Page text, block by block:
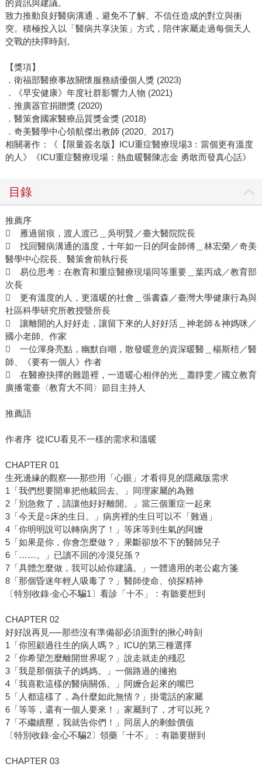
的資訊與建議。
致力推動良好醫病溝通，避免不了解、不信任造成的對立與衝
突。積極投入以「醫病共享決策」方式，陪伴家屬走過每個天人
交戰的抉擇時刻。
【獎項】
．衛福部醫療事故關懷服務績優個人獎 (2023)
．《早安健康》年度社群影響力人物 (2021)
．推廣器官捐贈獎 (2020)
．醫策會國家醫療品質獎金獎 (2018)
．奇美醫學中心領航傑出教師 (2020、2017)
相關著作：《【限量簽名版】ICU重症醫療現場3：當個更有溫度
的人》《ICU重症醫療現場：熱血暖醫陳志金 勇敢而發真心話》
目錄
推薦序
 雁過留痕，渡人渡己＿吳明賢／臺大醫院院長
 找回醫病溝通的溫度，十年如一日的阿金師傅＿林宏榮／奇美
醫學中心院長、醫策會前執行長
 易位思考：在教育和重症醫療現場同等重要＿葉丙成／教育部
次長
 更有溫度的人，更溫暖的社會＿張書森／臺灣大學健康行為與
社區科學研究所教授暨所長
 讓離開的人好好走，讓留下來的人好好活＿神老師＆神媽咪／
國小老師、作家
 一位渾身亮點，幽默自嘲，散發暖意的資深暖醫＿楊斯棓／醫
師、《要有一個人》作者
 在醫療抉擇的難題裡，一道暖心相伴的光＿蕭靜雯／國立教育
廣播電臺〈教育大不同〉節目主持人
推薦語
作者序 從ICU看見不一樣的需求和溫暖
CHAPTER 01
生死邊緣的觀察──那些用「心眼」才看得見的隱藏版需求
1「我們想要開車把他載回去。」同理家屬的為難
2「別急救了，請讓他好好離開。」當三個重症一起來
3「今天是○床的生日。」病房裡的生日可以不「難過」
4「你明明說可以轉病房了！」等床等到生氣的阿嬤
5「如果是你，你會怎麼做？」果斷卻放不下的醫師兒子
6「……。」已讀不回的冷漠兒孫？
7「具體怎麼做，我可以給你建議。」一體適用的老公處方箋
8「那個昏迷年輕人吸毒了？」醫師使命、偵探精神
〔特別收錄‧金心不騙1〕看診「十不」：有聽要想到
CHAPTER 02
好好說再見──那些沒有準備卻必須面對的揪心時刻
1「你照顧過往生的病人嗎？」ICU的第三種選擇
2「你希望怎麼離開世界呢？」說走就走的殘忍
3「我是那個孩子的媽媽。」一個路過的擁抱
4「我喜歡這樣的醫病關係。」阿嬤合起來的嘴巴
5「人都這樣了，為什麼如此無情？」掛電話的家屬
6「等等，還有一個人要來！」家屬到了，才可以死？
7「不繼續壓，我就告你們！」同居人的剩餘價值
〔特別收錄‧金心不騙2〕領藥「十不」：有聽要辦到
CHAPTER 03